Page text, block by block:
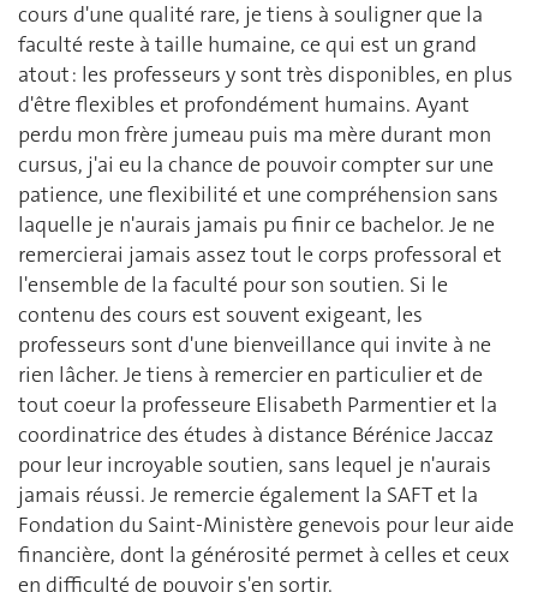
cours d'une qualité rare, je tiens à souligner que la
faculté reste à taille humaine, ce qui est un grand
atout : les professeurs y sont très disponibles, en plus
d'être flexibles et profondément humains. Ayant
perdu mon frère jumeau puis ma mère durant mon
cursus, j'ai eu la chance de pouvoir compter sur une
patience, une flexibilité et une compréhension sans
laquelle je n'aurais jamais pu finir ce bachelor. Je ne
remercierai jamais assez tout le corps professoral et
l'ensemble de la faculté pour son soutien. Si le
contenu des cours est souvent exigeant, les
professeurs sont d'une bienveillance qui invite à ne
rien lâcher. Je tiens à remercier en particulier et de
tout coeur la professeure Elisabeth Parmentier et la
coordinatrice des études à distance Bérénice Jaccaz
pour leur incroyable soutien, sans lequel je n'aurais
jamais réussi. Je remercie également la SAFT et la
Fondation du Saint-Ministère genevois pour leur aide
financière, dont la générosité permet à celles et ceux
en difficulté de pouvoir s'en sortir.